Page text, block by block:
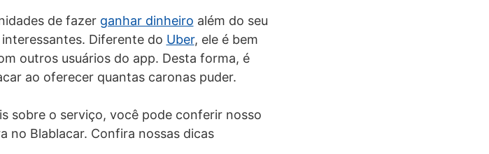
de fazer ganhar dinheiro além do seu
Diferente do Uber, ele é bem
outros usuários do app. Desta forma, é
ao oferecer quantas caronas puder.
sobre o serviço, você pode conferir nosso
no Blablacar. Confira nossas dicas